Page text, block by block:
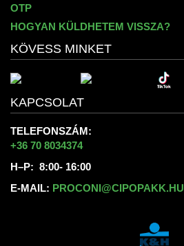
OTP
HOGYAN KÜLDHETEM VISSZA?
KÖVESS MINKET
KAPCSOLAT
TELEFONSZÁM:
+36 70 8034374
H–P: 8:00- 16:00
E-MAIL: PROCONI@CIPOPAKK.HU